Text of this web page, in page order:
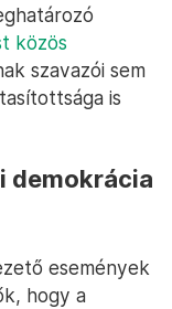
közös
szavazói sem
is
demokrácia
események
hogy a